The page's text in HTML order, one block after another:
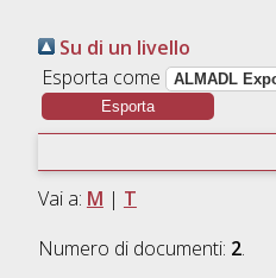
Su di un livello
Esporta come
Vai a: M | T
Numero di documenti: 2.